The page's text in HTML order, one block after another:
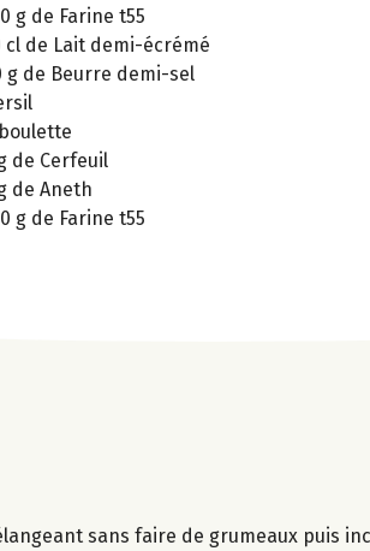
g de Farine t55
cl de Lait demi-écrémé
g de Beurre demi-sel
de Cerfeuil
de Aneth
g de Farine t55
sans faire de grumeaux puis